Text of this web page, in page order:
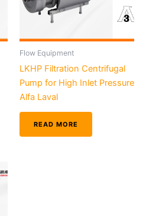
Flow Equipment
LKHP Filtration Centrifugal
Pump for High Inlet Pressure
Alfa Laval
READ MORE